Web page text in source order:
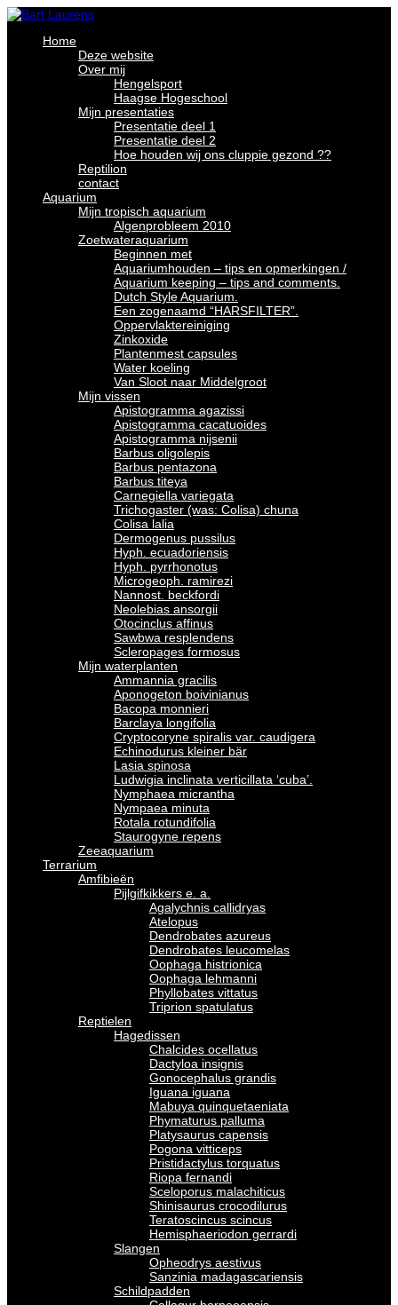
Home
Deze website
Over mij
Hengelsport
Haagse Hogeschool
Mijn presentaties
Presentatie deel 1
Presentatie deel 2
Hoe houden wij ons cluppie gezond ??
Reptilion
contact
Aquarium
Mijn tropisch aquarium
Algenprobleem 2010
Zoetwateraquarium
Beginnen met
Aquariumhouden – tips en opmerkingen /
Aquarium keeping – tips and comments.
Dutch Style Aquarium.
Een zogenaamd “HARSFILTER”.
Oppervlaktereiniging
Zinkoxide
Plantenmest capsules
Water koeling
Van Sloot naar Middelgroot
Mijn vissen
Apistogramma agazissi
Apistogramma cacatuoides
Apistogramma nijsenii
Barbus oligolepis
Barbus pentazona
Barbus titeya
Carnegiella variegata
Trichogaster (was: Colisa) chuna
Colisa lalia
Dermogenus pussilus
Hyph. ecuadoriensis
Hyph. pyrrhonotus
Microgeoph. ramirezi
Nannost. beckfordi
Neolebias ansorgii
Otocinclus affinus
Sawbwa resplendens
Scleropages formosus
Mijn waterplanten
Ammannia gracilis
Aponogeton boivinianus
Bacopa monnieri
Barclaya longifolia
Cryptocoryne spiralis var. caudigera
Echinodurus kleiner bär
Lasia spinosa
Ludwigia inclinata verticillata ‘cuba’.
Nymphaea micrantha
Nympaea minuta
Rotala rotundifolia
Staurogyne repens
Zeeaquarium
Terrarium
Amfibieën
Pijlgifkikkers e. a.
Agalychnis callidryas
Atelopus
Dendrobates azureus
Dendrobates leucomelas
Oophaga histrionica
Oophaga lehmanni
Phyllobates vittatus
Triprion spatulatus
Reptielen
Hagedissen
Chalcides ocellatus
Dactyloa insignis
Gonocephalus grandis
Iguana iguana
Mabuya quinquetaeniata
Phymaturus palluma
Platysaurus capensis
Pogona vitticeps
Pristidactylus torquatus
Riopa fernandi
Sceloporus malachiticus
Shinisaurus crocodilurus
Teratoscincus scincus
Hemisphaeriodon gerrardi
Slangen
Opheodrys aestivus
Sanzinia madagascariensis
Schildpadden